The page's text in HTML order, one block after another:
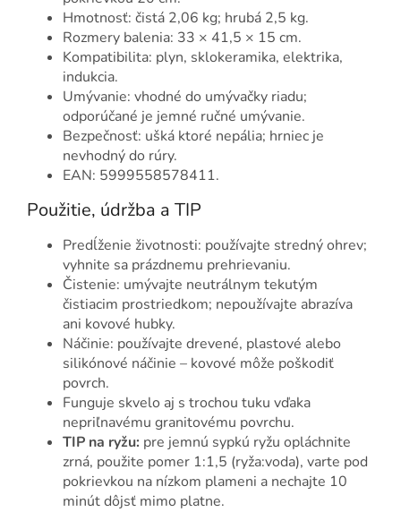
Hmotnosť: čistá 2,06 kg; hrubá 2,5 kg.
Rozmery balenia: 33 × 41,5 × 15 cm.
Kompatibilita: plyn, sklokeramika, elektrika,
indukcia.
Umývanie: vhodné do umývačky riadu;
odporúčané je jemné ručné umývanie.
Bezpečnosť: ušká ktoré nepália; hrniec je
nevhodný do rúry.
EAN: 5999558578411.
Použitie, údržba a TIP
Predĺženie životnosti: používajte stredný ohrev;
vyhnite sa prázdnemu prehrievaniu.
Čistenie: umývajte neutrálnym tekutým
čistiacim prostriedkom; nepoužívajte abrazíva
ani kovové hubky.
Náčinie: používajte drevené, plastové alebo
silikónové náčinie – kovové môže poškodiť
povrch.
Funguje skvelo aj s trochou tuku vďaka
nepriľnavému granitovému povrchu.
TIP na ryžu: pre jemnú sypkú ryžu opláchnite
zrná, použite pomer 1:1,5 (ryža:voda), varte pod
pokrievkou na nízkom plameni a nechajte 10
minút dôjsť mimo platne.